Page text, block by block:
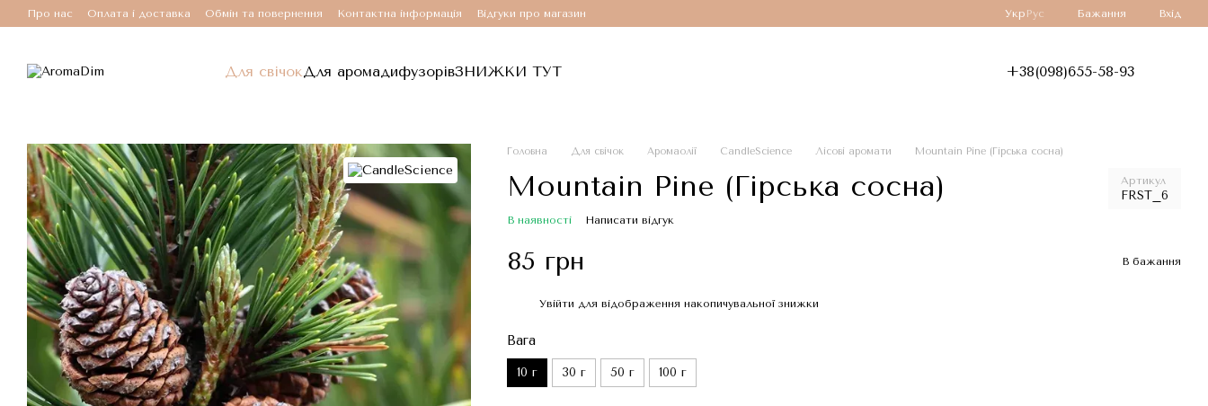
Перейти до основного контенту
Про нас Оплата і доставка Обмін та повернення Контактна інформація Відгуки про магазин Укр Рус Бажання Вхід
Для свічокДля аромадифузорівЗНИЖКИ ТУТ +38(098)655-58-93
Головна Для свічок Аромаолії CandleScience Лісові аромати Mountain Pine (Гірська сосна)
Mountain Pine (Гірська сосна) Артикул
FRST_6
В наявності Написати відгук
85 грн В бажання
Увійти для відображення накопичувальної знижки
Вага
10 г 30 г 50 г 100 г